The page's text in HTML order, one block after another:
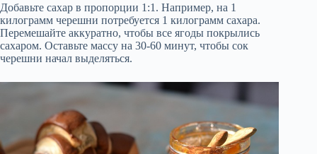
Добавьте сахар в пропорции 1:1. Например, на 1
килограмм черешни потребуется 1 килограмм сахара.
Перемешайте аккуратно, чтобы все ягоды покрылись
сахаром. Оставьте массу на 30-60 минут, чтобы сок
черешни начал выделяться.